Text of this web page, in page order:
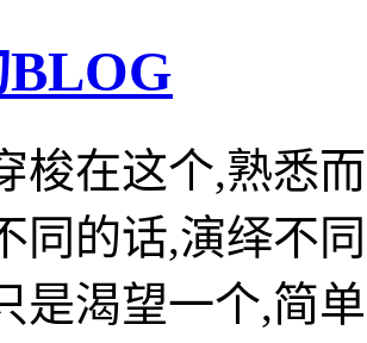
梭在这个,熟悉
同的话,演绎不
是渴望一个,简